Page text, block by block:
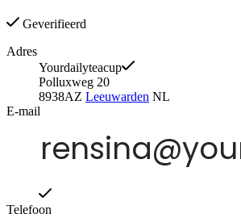
Geverifieerd
Adres
Yourdailyteacup
Polluxweg 20
8938AZ Leeuwarden NL
E-mail
Telefoon